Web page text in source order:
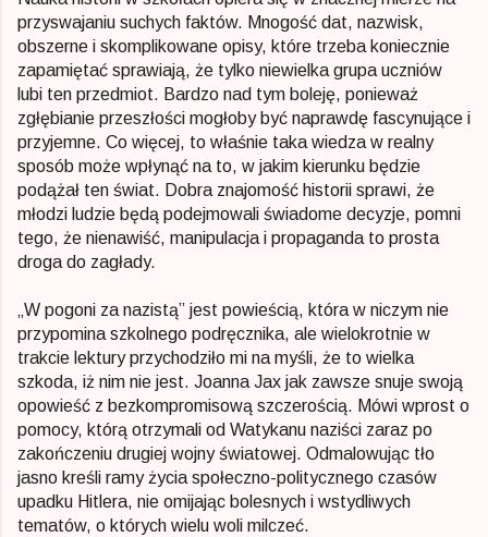
przyswajaniu suchych faktów. Mnogość dat, nazwisk,
obszerne i skomplikowane opisy, które trzeba koniecznie
zapamiętać sprawiają, że tylko niewielka grupa uczniów
lubi ten przedmiot. Bardzo nad tym boleję, ponieważ
zgłębianie przeszłości mogłoby być naprawdę fascynujące i
przyjemne. Co więcej, to właśnie taka wiedza w realny
sposób może wpłynąć na to, w jakim kierunku będzie
podążał ten świat. Dobra znajomość historii sprawi, że
młodzi ludzie będą podejmowali świadome decyzje, pomni
tego, że nienawiść, manipulacja i propaganda to prosta
droga do zagłady.
„W pogoni za nazistą” jest powieścią, która w niczym nie
przypomina szkolnego podręcznika, ale wielokrotnie w
trakcie lektury przychodziło mi na myśli, że to wielka
szkoda, iż nim nie jest. Joanna Jax jak zawsze snuje swoją
opowieść z bezkompromisową szczerością. Mówi wprost o
pomocy, którą otrzymali od Watykanu naziści zaraz po
zakończeniu drugiej wojny światowej. Odmalowując tło
jasno kreśli ramy życia społeczno-politycznego czasów
upadku Hitlera, nie omijając bolesnych i wstydliwych
tematów, o których wielu woli milczeć.